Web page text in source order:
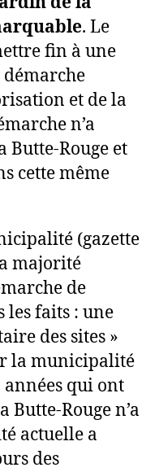
. Le
fin à une
et de la
n’a
Butte-Rouge et
cette même
(gazette
majorité
de
les faits : une
des sites »
la municipalité
années qui ont
Rouge n’a
actuelle a
des